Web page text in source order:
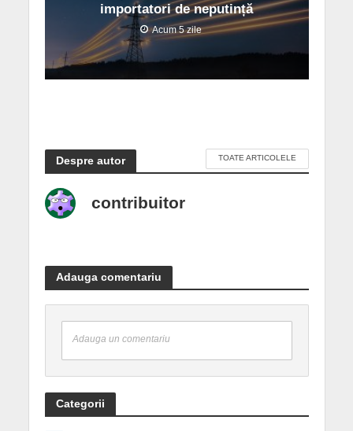
importatori de neputință
Acum 5 zile
Despre autor TOATE ARTICOLELE
contribuitor
Adauga comentariu
Adauga un comentariu
Categorii